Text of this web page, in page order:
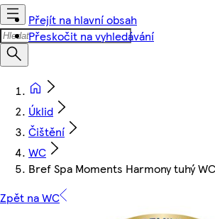
Přejít na hlavní obsah
Přeskočit na vyhledávání
Úklid
Čištění
WC
Bref Spa Moments Harmony tuhý
Zpět na WC